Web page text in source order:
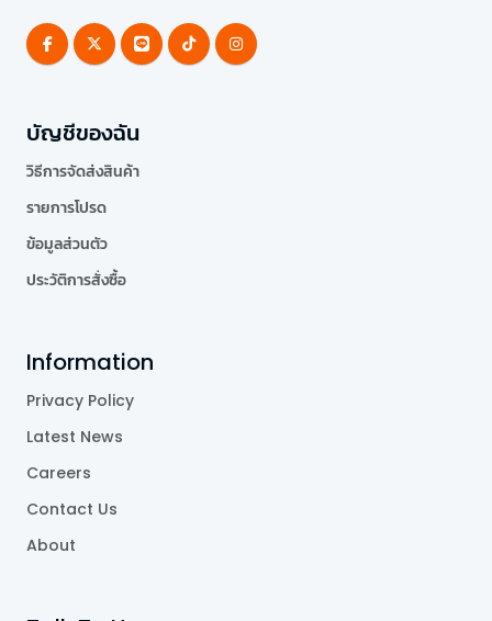
บัญชีของฉัน
วิธีการจัดส่งสินค้า
รายการโปรด
ข้อมูลส่วนตัว
ประวัติการสั่งซื้อ
Information
Privacy Policy
Latest News
Careers
Contact Us
About